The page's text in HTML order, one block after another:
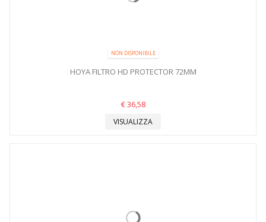
NON DISPONIBILE
HOYA FILTRO HD PROTECTOR 72MM
€ 36,58
VISUALIZZA